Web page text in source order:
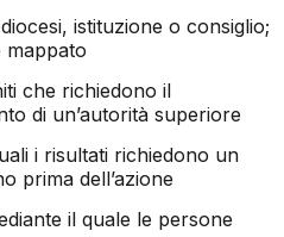
istituzione o consiglio;
mappato
che richiedono il
di un’autorità superiore
i risultati richiedono un
prima dell’azione
il quale le persone